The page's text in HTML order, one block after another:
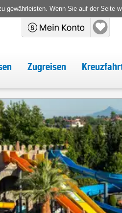
gewährleisten. Wenn Sie auf der Seite
Zugreisen